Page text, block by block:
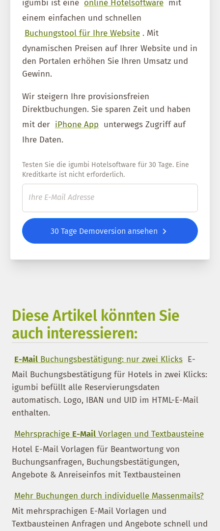
igumbi ist eine online Hotelsoftware mit
einem einfachen und schnellen
Buchungstool für Ihre Website . Mit
dynamischen Preisen auf Ihrer Website und in
den Portalen erhöhen Sie Ihren Umsatz und
Gewinn.
Wir steigern Ihre provisionsfreien
Direktbuchungen. Sie sparen Zeit und haben
mit der iPhone App unterwegs Zugriff auf
Ihre Daten.
Testen Sie die igumbi Hotelsoftware für 30 Tage. Eine
Kreditkarte ist nicht erforderlich.
30 Tage Demoversion ansehen
Diese Artikel könnten Sie
auch interessieren:
E-Mail Buchungsbestätigung: nur zwei Klicks E-
Mail Buchungsbestätigung für Hotels in zwei Klicks:
igumbi befüllt alle Reservierungsdaten
automatisch. Logo, IBAN und UID im HTML-E-Mail
enthalten.
Mehrsprachige E-Mail Vorlagen und Textbausteine
Hotel E-Mail Vorlagen für Beantwortung von
Buchungsanfragen, Buchungsbestätigungen,
Angebote & Anreiseinfos mit Textbausteinen
Mehr Buchungen durch individuelle Massenmails?
Mit mehrsprachigen E-Mail Vorlagen und
Textbausteinen Anfragen und Angebote schnell und